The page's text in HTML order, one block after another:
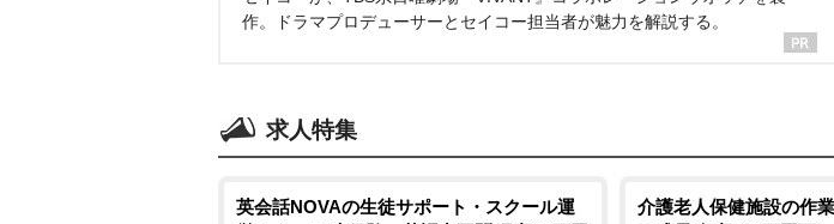
作。ドラマプロデューサーとセイコー担当者が魅力を解説する。
求人特集
英会話NOVAの生徒サポート・スクール運
介護老人保健施設の作